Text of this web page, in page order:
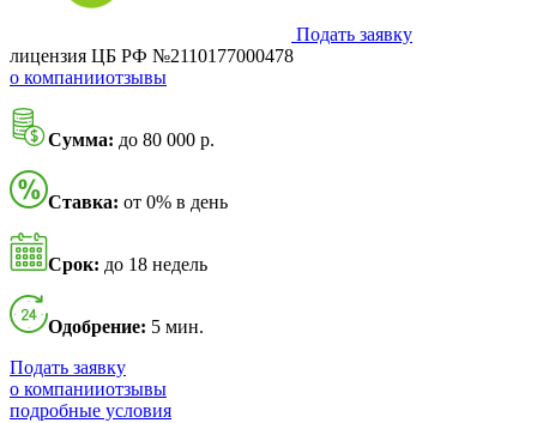
Подать заявку
лицензия ЦБ РФ №2110177000478
о компанииотзывы
Сумма: до 80 000 р.
Ставка: от 0% в день
Срок: до 18 недель
Одобрение: 5 мин.
Подать заявку
о компанииотзывы
подробные условия